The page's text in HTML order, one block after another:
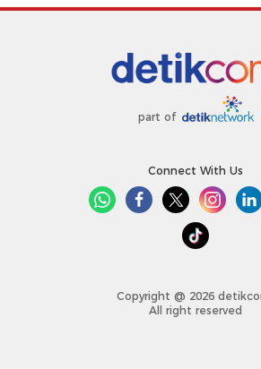
part of
Connect With Us
Copyright @ 2026
All right reserved